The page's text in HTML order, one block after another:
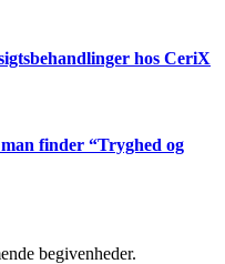
hos CeriX
finder “Tryghed og
begivenheder.